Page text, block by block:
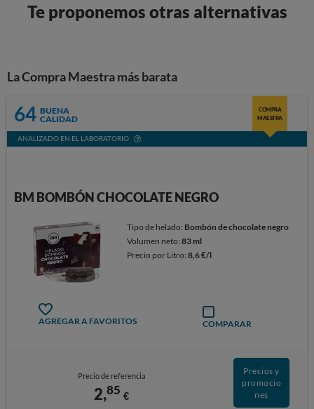
Te proponemos otras alternativas
La Compra Maestra más barata
64 BUENA
CALIDAD
COMPRA
MAESTRA
ANALIZADO EN EL LABORATORIO
BM BOMBÓN CHOCOLATE NEGRO
Tipo de helado: Bombón de chocolate negro
Volumen neto:83 ml
Precio por Litro:8,6 €/l
AGREGAR A FAVORITOS COMPARAR
Precio de referencia
2,85 €
Precios y
promocio
nes